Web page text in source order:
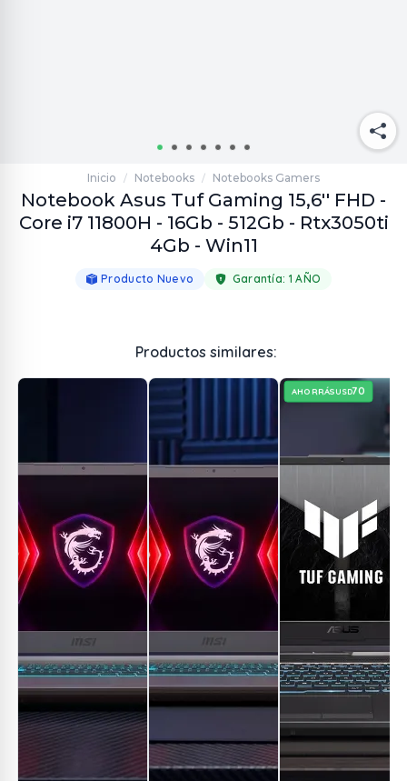
Inicio / Notebooks / Notebooks Gamers
Notebook Asus Tuf Gaming 15,6'' FHD -
Core i7 11800H - 16Gb - 512Gb - Rtx3050ti
4Gb - Win11
Producto Nuevo Garantía: 1 AÑO
Productos similares:
AHORRÁSUSD70